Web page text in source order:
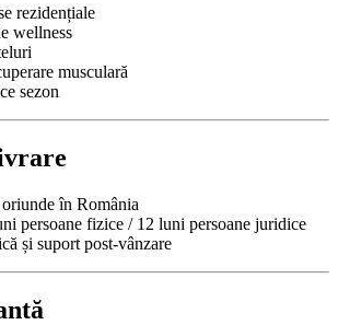
rezidențiale
wellness
musculară
sezon
în România
persoane fizice / 12 luni persoane juridice
și suport post-vânzare